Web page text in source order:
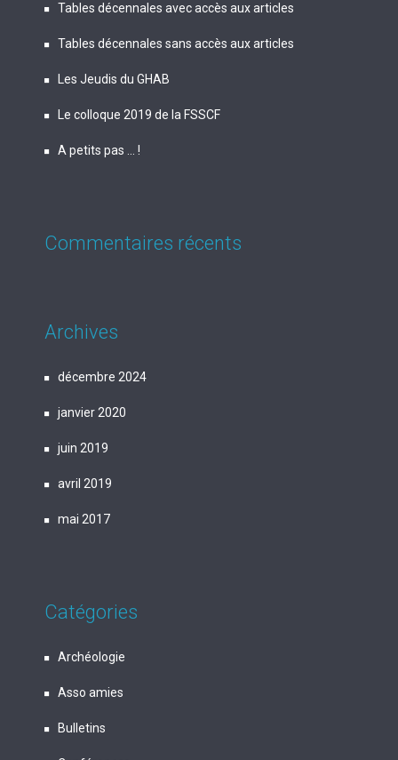
Tables décennales avec accès aux articles
Tables décennales sans accès aux articles
Les Jeudis du GHAB
Le colloque 2019 de la FSSCF
A petits pas … !
Commentaires récents
Archives
décembre 2024
janvier 2020
juin 2019
avril 2019
mai 2017
Catégories
Archéologie
Asso amies
Bulletins